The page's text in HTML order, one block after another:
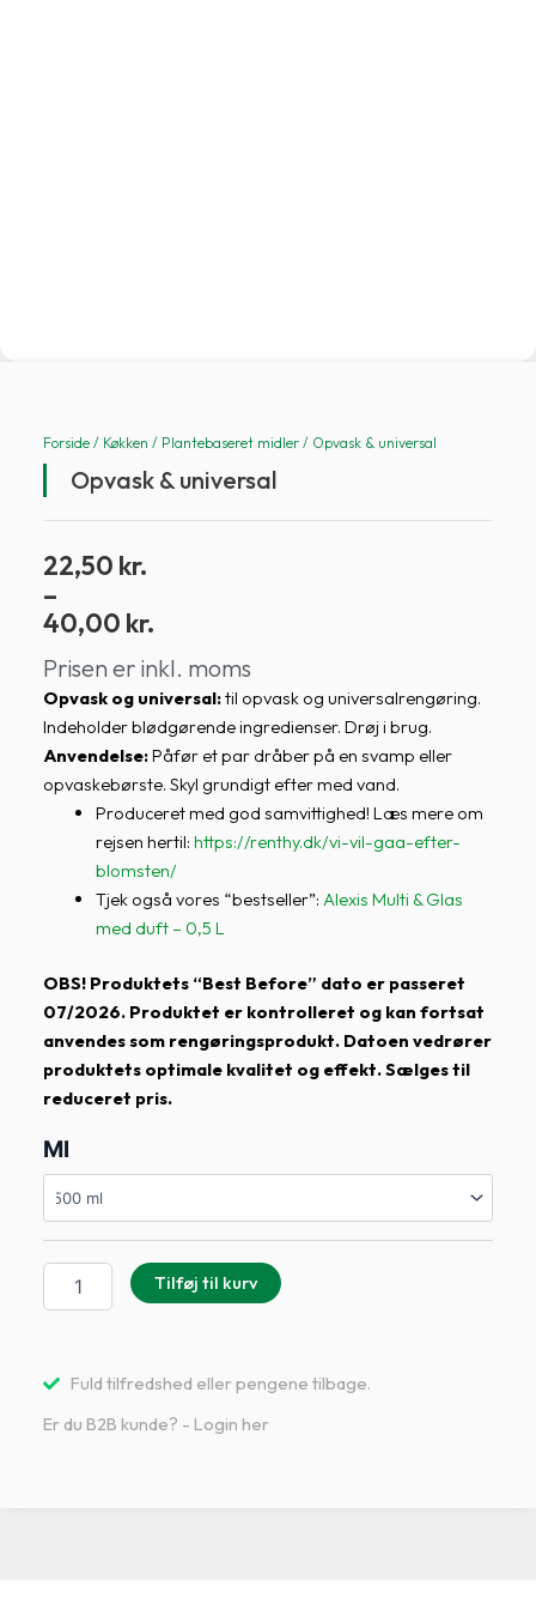
Forside / Køkken / Plantebaseret midler / Opvask & universal
Opvask & universal
22,50 kr.
–
40,00 kr.
Prisinterval:
22,50 kr.
til
Prisen er inkl. moms
Opvask og universal:til opvask og universalrengøring.
Indeholder blødgørende ingredienser. Drøj i brug.
Anvendelse:Påfør et par dråber på en svamp eller
opvaskebørste. Skyl grundigt efter med vand.
Produceret med god samvittighed! Læs mere om
rejsen hertil: https://renthy.dk/vi-vil-gaa-efter-
blomsten/
Tjek også vores “bestseller”: Alexis Multi & Glas
med duft – 0,5 L
OBS! Produktets “Best Before” dato er passeret
07/2026. Produktet er kontrolleret og kan fortsat
anvendes som rengøringsprodukt. Datoen vedrører
produktets optimale kvalitet og effekt. Sælges til
reduceret pris.
Ml
Opvask
&
universal
antal
Tilføj til kurv
Fuld tilfredshed eller pengene tilbage.
Er du B2B kunde? - Login her